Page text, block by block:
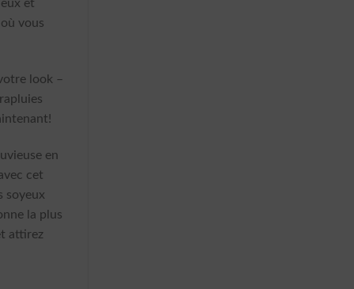
et
vous
look –
en
cet
soyeux
la plus
attirez